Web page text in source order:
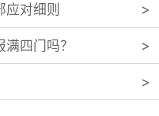
对细则
四门吗？